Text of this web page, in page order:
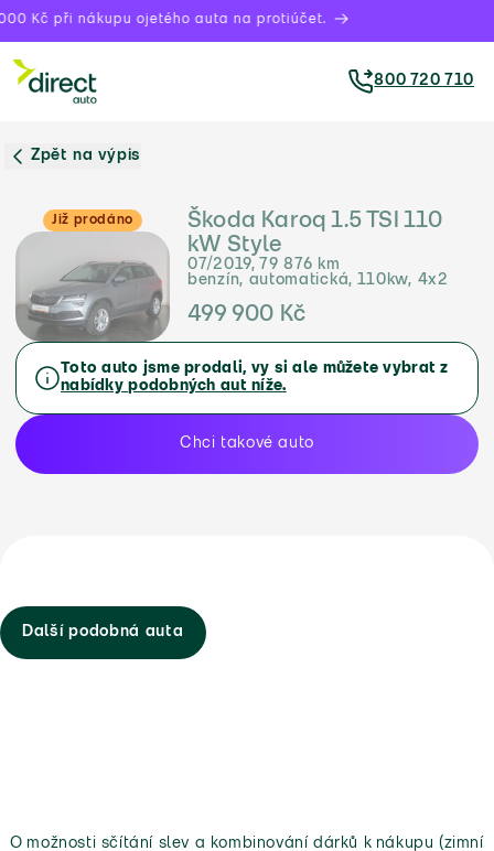
Kč při nákupu ojetého auta na protiúčet.
800 720 710
Zpět na výpis
Již prodáno
Škoda Karoq 1.5 TSI 110
kW Style
07/2019, 79 876 km
benzín, automatická, 110kw, 4x2
499 900 Kč
Toto auto jsme prodali, vy si ale můžete vybrat z
nabídky podobných aut níže.
Chci takové auto
Další podobná auta
O možnosti sčítání slev a kombinování dárků k nákupu (zimní